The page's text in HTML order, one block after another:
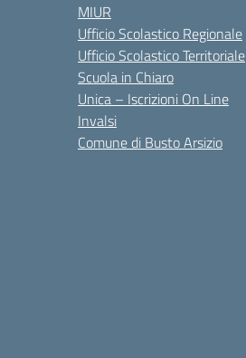
MIUR
Ufficio Scolastico Regionale
Ufficio Scolastico Territoriale
Scuola in Chiaro
Unica – Iscrizioni On Line
Invalsi
Comune di Busto Arsizio